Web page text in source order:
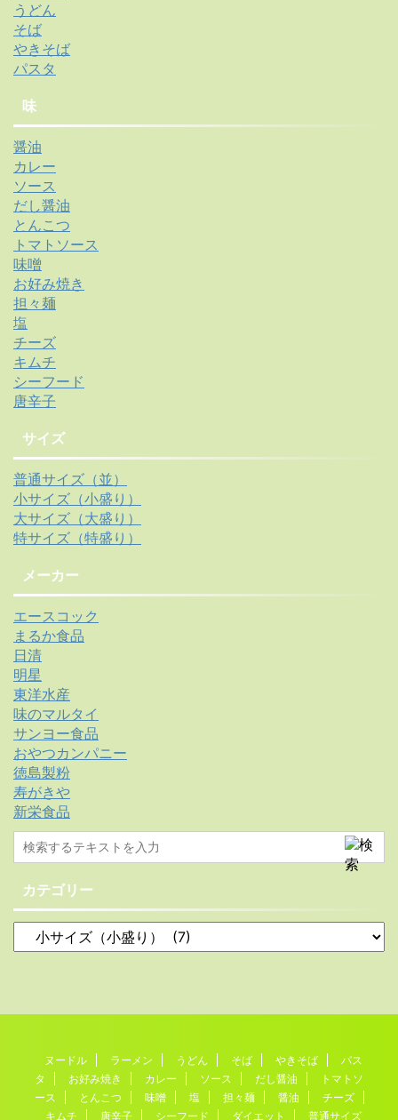
うどん
そば
やきそば
パスタ
味
醤油
カレー
ソース
だし醤油
とんこつ
トマトソース
味噌
お好み焼き
担々麺
塩
チーズ
キムチ
シーフード
唐辛子
サイズ
普通サイズ（並）
小サイズ（小盛り）
大サイズ（大盛り）
特サイズ（特盛り）
メーカー
エースコック
まるか食品
日清
明星
東洋水産
味のマルタイ
サンヨー食品
おやつカンパニー
徳島製粉
寿がきや
新栄食品
カテゴリー
ヌードル ラーメン うどん そば やきそば
パス
タ
お好み焼き カレー ソース だし醤油
トマトソ
ース
とんこつ 味噌 塩 担々麺 醤油
チーズ
キムチ
唐辛子 シーフード ダイエット 普通サイズ